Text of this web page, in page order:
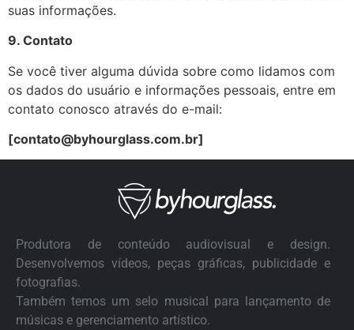
suas informações.
9. Contato
Se você tiver alguma dúvida sobre como lidamos com
os dados do usuário e informações pessoais, entre em
contato conosco através do e-mail:
[contato@byhourglass.com.br]
Produtora de conteúdo audiovisual e design.
Desenvolvemos vídeos, peças gráficas, publicidade e
fotografias.
Também temos um selo musical para lançamento de
músicas e gerenciamento artístico.